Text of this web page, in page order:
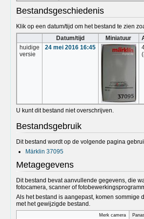
Bestandsgeschiedenis
Klik op een datum/tijd om het bestand te zien
Datum/tijd
Miniatuur
huidige
versie
24 mei 2016 16:45
U kunt dit bestand niet overschrijven.
Bestandsgebruik
Dit bestand wordt op de volgende pagina
Märklin 37095
Metagegevens
Dit bestand bevat aanvullende gegevens, die
fotocamera, scanner of
Als het bestand is aangepast, komen sommige
met het gewijzigde bestand.
Merk camera